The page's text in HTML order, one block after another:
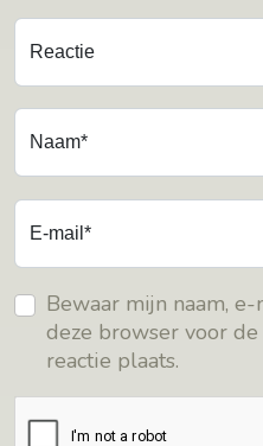
Reactie
Naam*
E-mail*
Bewaar mijn naam,
deze browser voor
reactie plaats.